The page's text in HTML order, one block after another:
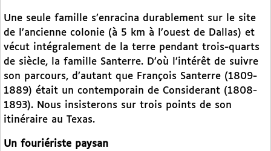
Une seule famille s’enracina durablement sur le site
de l’ancienne colonie (à 5 km à l’ouest de Dallas) et
vécut intégralement de la terre pendant trois-quarts
de siècle, la famille Santerre. D’où l’intérêt de suivre
son parcours, d’autant que François Santerre (1809-
1889) était un contemporain de Considerant (1808-
1893). Nous insisterons sur trois points de son
itinéraire au Texas.
Un fouriériste paysan